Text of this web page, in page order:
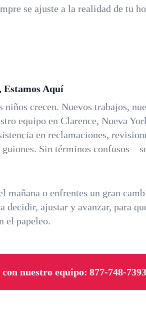
se ajuste a la realidad de tu
Estamos Aquí
niños crecen. Nuevos trabajos,
equipo en Clarence, Nueva
en reclamaciones,
guiones. Sin términos
mañana o enfrentes un gran
decidir, ajustar y avanzar, para
el papeleo.
nuestro equipo: 877-748-7393